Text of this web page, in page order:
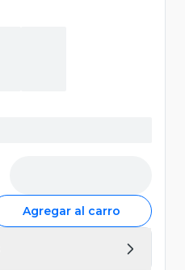
Agregar al carro